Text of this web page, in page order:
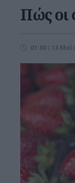
Πώς οι
01:00 | 13